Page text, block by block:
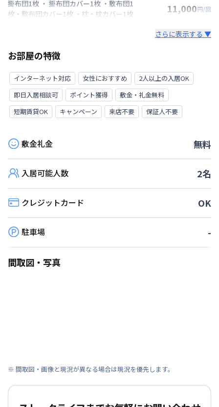
掛布団1枚 ・ 掛布団カバー1枚 ・敷布団1
枚・敷布団カバー1枚 ・枕・枕カバー1枚
11,000円/回
さらに表示する ▼
お部屋の特徴
インターネット対応 女性におすすめ
2人以上の入居OK
即日入居相談可
ポイント獲得
敷金・礼金無料
短期賃貸OK
キャンペーン 来店不要 保証人不要
敷金礼金 無料
入居可能人数 2名
クレジットカード OK
駐車場 -
間取図・写真
※ 間取図・画像と現況が異なる場合は現況を優先します。